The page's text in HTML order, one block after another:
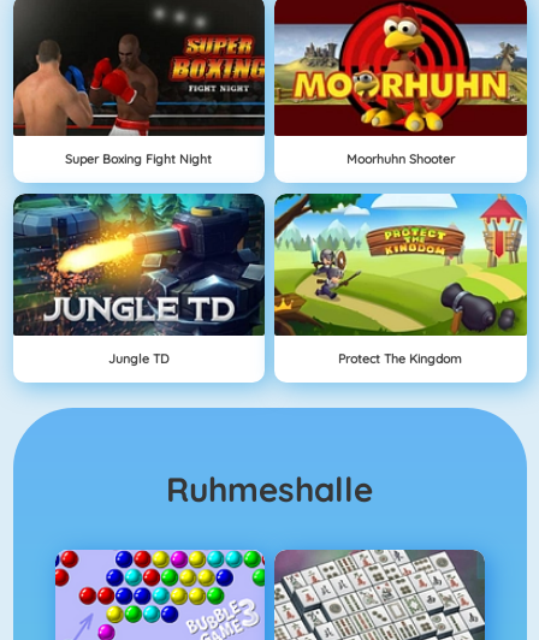
Super Boxing Fight Night Moorhuhn Shooter
Jungle TD Protect The Kingdom
Ruhmeshalle